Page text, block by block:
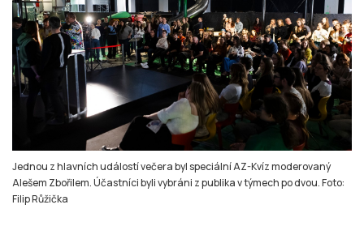
Jednou z hlavních událostí večera byl speciální AZ-Kvíz moderovaný
Alešem Zbořilem. Účastníci byli vybráni z publika v týmech po dvou. Foto:
Filip Růžička